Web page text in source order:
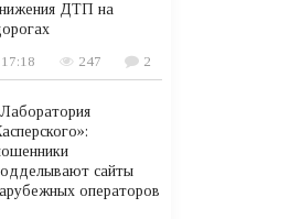
ДТП на
247 2
сайты
операторов